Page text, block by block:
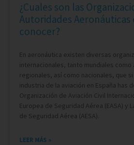
¿Cuales son las
Autoridades Aeronáuticas
conocer?
En aeronáutica existen diversas
internacionales, tanto mundiales como
regionales, así como nacionales, que
industria de la aviación en España has
Organización de Aviación Civil
Europea de Seguridad Aérea (EASA) y
de Seguridad Aérea (AESA).
LEER MÁS »